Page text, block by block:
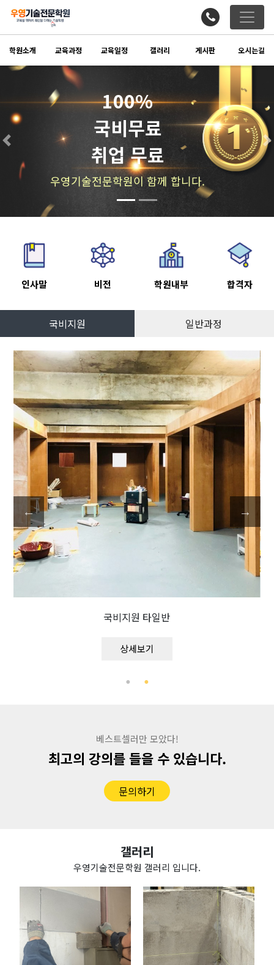
학원소개 교육과정 교육일정 갤러리 게시판 오시는길
100%
비무료
업 무료
문학원이 함께 합니다.
도배,
Previous
인사말 비전 학원내부 합격자
국비지원 일반과정
국비지원 도배반
상세보기
베스트셀러만 모았다!
최고의 강의를 들을 수 있습니다.
문의하기
갤러리
우영기술전문학원 갤러리 입니다.